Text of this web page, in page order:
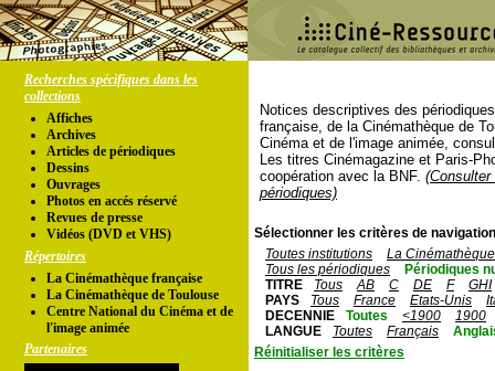
Recherches spécifiques dans les
collections
Affiches
Archives
Articles de périodiques
Dessins
Ouvrages
Photos en accés réservé
Revues de presse
Vidéos (DVD et VHS)
Répertoires
La Cinémathèque française
La Cinémathèque de Toulouse
Centre National du Cinéma et de
l'image animée
Partenaires
Notices descriptives des
française, de la Cinémathèque de
Cinéma et de l'image animée,
Les titres Cinémagazine et Paris-
coopération avec la BNF.
périodiques)
Sélectionner les critères de
Toutes institutions
La
Tous les périodiques
Périodiques
TITRE
Tous AB C DE F
GHI
PAYS
Tous France Etats-Unis
DECENNIE
Toutes <1900
1900
LANGUE
Toutes Français
Réinitialiser les critères